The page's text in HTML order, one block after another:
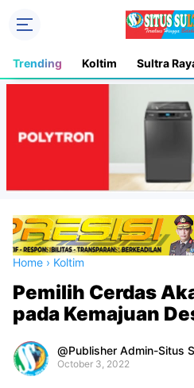
Trending Koltim Sultra
Home › Koltim
Pemilih Cerdas
pada Kemajuan
Publisher Admin-Situs
October 3, 2022